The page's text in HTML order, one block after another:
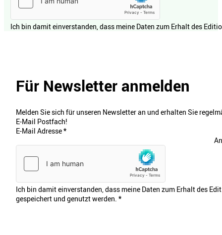
Ich bin damit einverstanden, dass meine Daten zum Erhalt des
Für Newsletter anmelden
Melden Sie sich für unseren Newsletter an und erhalten Sie
E-Mail Postfach!
E-Mail Adresse*
Ich bin damit einverstanden, dass meine Daten zum Erhalt des
gespeichert und genutzt werden. *